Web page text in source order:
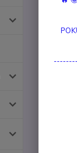
ale
Drahé